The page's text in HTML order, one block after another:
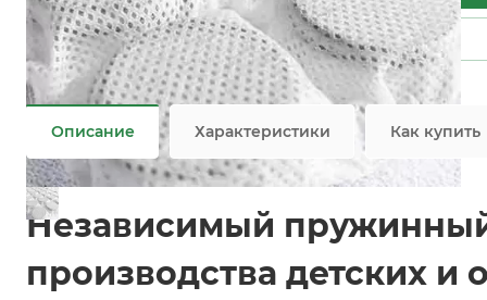
Задать вопрос
Возможны дополнительные опции
Не является публичной офертой
Описание Характеристики Как купить
Независимый
производства детских и